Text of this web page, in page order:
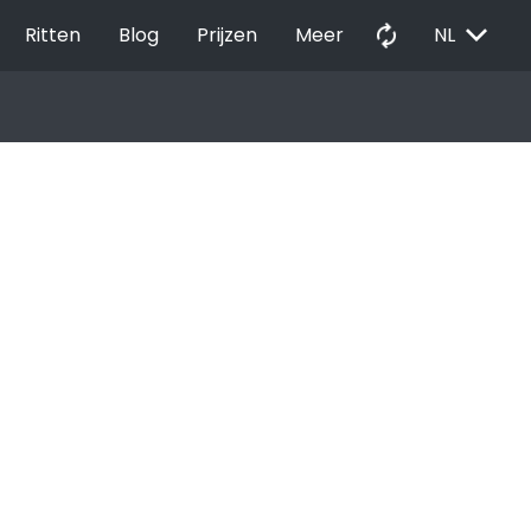
Ritten Blog Prijzen Meer autorenew NL EXPAND_MORE